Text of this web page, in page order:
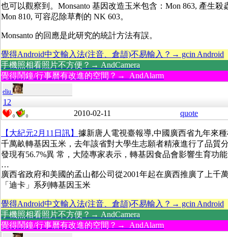
也可以觀察到。Monsanto 基因改造玉米包含：Mon 863, 產生殺
Mon 810, 可容忍除草劑的 NK 603。
Monsanto 的回應是此研究的統計方法有誤。
覺得Android中文輸入法(注音、倉頡)不易輸入？→ gcin Android
手機照相看照片不方便？→ AndCamera
覺得鬧鐘/行事曆有改進的空間？→ AndAlarm
eliu
12
0 0 2010-02-11 quote
【大紀元2月11日訊】 據新唐人電視臺報導,中國廣西省九年來
千萬畝轉基因玉米，去年該省對大學生志願者精液進行了品質
發現有56.7%異 常，大陸專家表示，轉基因食品會影響生育功
…
廣西省政府和美國的孟山都公司從2001年起在廣西推廣了上千
「迪卡」系列轉基因玉米
覺得Android中文輸入法(注音、倉頡)不易輸入？→ gcin Android
手機照相看照片不方便？→ AndCamera
覺得鬧鐘/行事曆有改進的空間？→ AndAlarm